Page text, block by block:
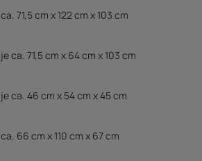
ca. 71,5 cm x 122 cm x 103 cm
je ca. 71,5 cm x 64 cm x 103 cm
je ca. 46 cm x 54 cm x 45 cm
ca. 66 cm x 110 cm x 67 cm